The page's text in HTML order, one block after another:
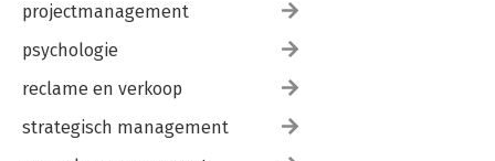
projectmanagement
psychologie
reclame en verkoop
strategisch management